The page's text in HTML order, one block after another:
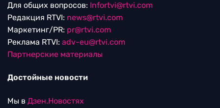
Для общих вопросов: Infortvi@rtvi.com
Редакция RTVI: news@rtvi.com
Маркетинг/PR: pr@rtvi.com
Реклама RTVI: adv-eu@rtvi.com
Партнерские материалы
Достойные новости
Мы в Дзен.Новостях